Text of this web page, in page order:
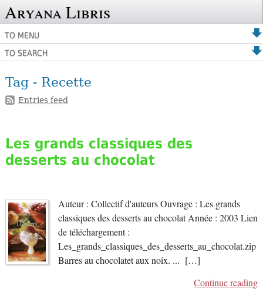
Aryana Libris
TO MENU
TO SEARCH
Tag - Recette
Entries feed
Les grands classiques des
desserts au chocolat
Auteur : Collectif d'auteurs Ouvrage : Les grands
classiques des desserts au chocolat Année : 2003 Lien
de téléchargement :
Les_grands_classiques_des_desserts_au_chocolat.zip
Barres au chocolatet aux noix. ... […]
Continue reading